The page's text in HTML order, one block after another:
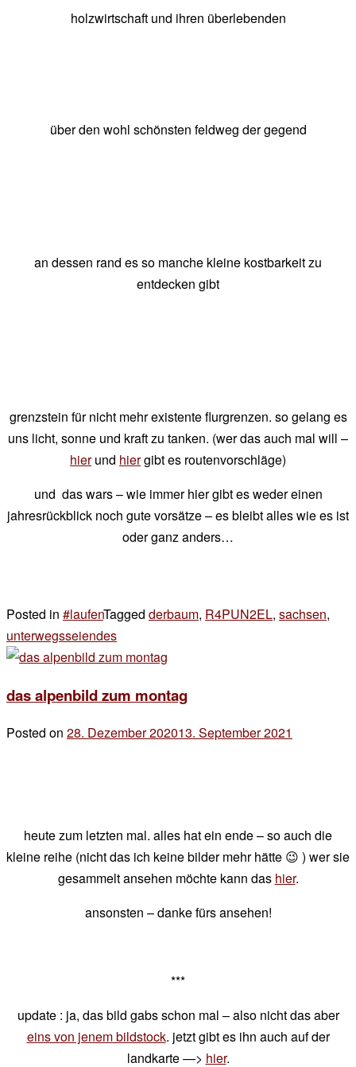
holzwirtschaft und ihren überlebenden
über den wohl schönsten feldweg der gegend
an dessen rand es so manche kleine kostbarkeit zu
entdecken gibt
grenzstein für nicht mehr existente flurgrenzen. so gelang es
uns licht, sonne und kraft zu tanken. (wer das auch mal will –
hierund hiergibt es routenvorschläge)
und das wars – wie immer hier gibt es weder einen
jahresrückblick noch gute vorsätze – es bleibt alles wie es ist
oder ganz anders…
Posted in #laufenTagged derbaum, R4PUN2EL, sachsen,
unterwegsseiendes
zu
den
das alpenbild zum montag
Posted on 28. Dezember 202013. September 2021
heute zum letzten mal. alles hat ein ende – so auch die
kleine reihe (nicht das ich keine bilder mehr hätte 😉 ) wer sie
gesammelt ansehen möchte kann das hier.
ansonsten – danke fürs ansehen!
***
update : ja, das bild gabs schon mal – also nicht das aber
eins von jenem bildstock. jetzt gibt es ihn auch auf der
landkarte —> hier.